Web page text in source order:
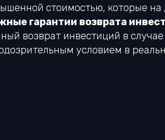
стоимостью, которые
гарантии возврата
возврат инвестиций в
условием в